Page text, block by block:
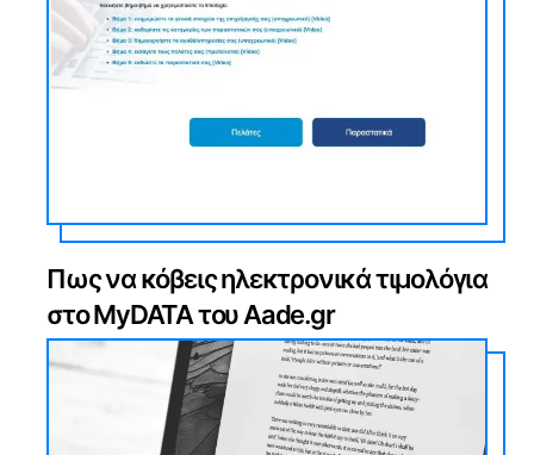
Πως να κόβεις ηλεκτρονικά τιμολόγια
στο MyDATA του Aade.gr